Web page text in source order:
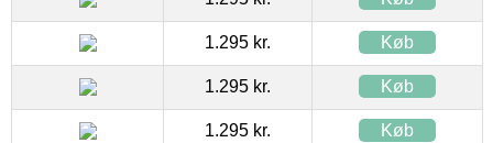
1.295 kr. Køb
1.295 kr. Køb
1.295 kr. Køb